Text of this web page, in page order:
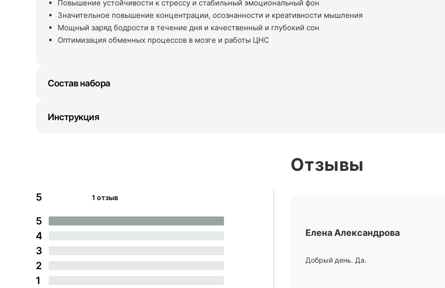
Повышение устойчивости к стрессу и стабильный эмоциональный фон
Значительное повышение концентрации, осознанности и креативности мышления
Мощный заряд бодрости в течение дня и качественный и глубокий сон
Оптимизация обменных процессов в мозге и работы ЦНС
Состав набора
Инструкция
5 1 отзыв
5
4
3
2
1
Отзывы
Елена Александрова
Добрый день. Да.